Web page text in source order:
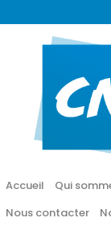
Accueil Qui
Nous contacter